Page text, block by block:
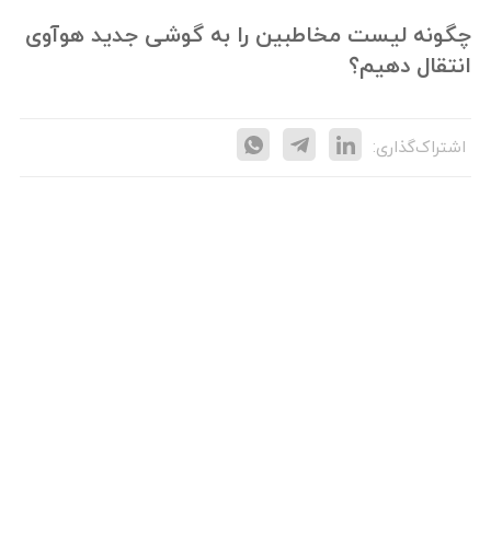
چگونه لیست مخاطبین را به گوشی جدید هوآوی
انتقال دهیم؟
اشتراک‌گذاری: